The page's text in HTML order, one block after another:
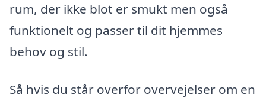
rum, der ikke blot er smukt men også
funktionelt og passer til dit hjemmes
behov og stil.
Så hvis du står overfor overvejelser om en